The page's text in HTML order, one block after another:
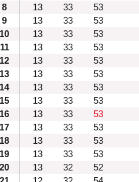
8
13 33
53
9
13 33
53
10
13 33
53
11
13 33
53
12
13 33
53
13
13 33
53
14
13 33
53
15
13 33
53
16
13 33
53
17
13 33
53
18
13 33
53
19
13 33
53
20
13 32
52